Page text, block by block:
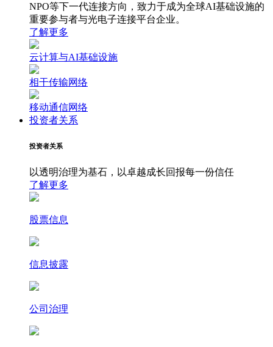
NPO等下一代连接方向，致力于成为全球AI基础设施的
重要参与者与光电子连接平台企业。
了解更多
云计算与AI基础设施
相干传输网络
移动通信网络
投资者关系
投资者关系
以透明治理为基石，以卓越成长回报每一份信任
了解更多
股票信息
信息披露
公司治理